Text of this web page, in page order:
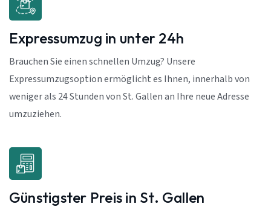
Expressumzug in unter 24h
Brauchen Sie einen schnellen Umzug? Unsere
Expressumzugsoption ermöglicht es Ihnen, innerhalb von
weniger als 24 Stunden von St. Gallen an Ihre neue Adresse
umzuziehen.
Günstigster Preis in St. Gallen